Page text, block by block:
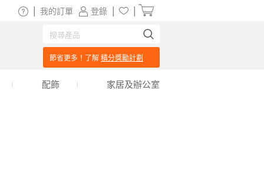
登錄
我的訂單
節省更多！了解 積分獎勵計劃
配飾 家居及辦公室